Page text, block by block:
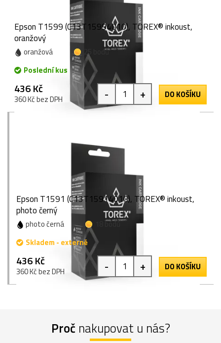
Epson T1599 (C13T15994010), TOREX® inkoust,
oranžový
oranžová
25 bodů
Poslední kus
436 Kč
360 Kč bez DPH - + DO KOŠÍKU
Epson T1591 (C13T15914010), TOREX® inkoust,
photo černý
photo černá
18 bodů
Skladem - externě
436 Kč
360 Kč bez DPH - + DO KOŠÍKU
Proč nakupovat u nás?